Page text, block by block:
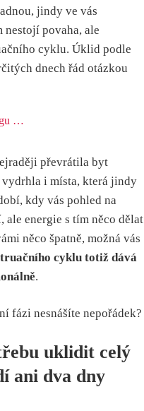
jindy ve vás
nestojí povaha, ale
cyklu. Úklid podle
dnech řád otázkou
…
převrátila byt
i místa, která jindy
kdy vás pohled na
ale energie s tím něco dělat
něco špatně, možná vás
cyklu totiž dává
.
uklidit celý
ani dva dny